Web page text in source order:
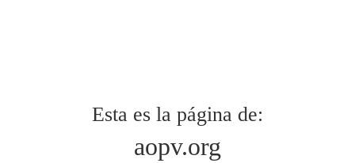
Esta es la página de:
aopv.org